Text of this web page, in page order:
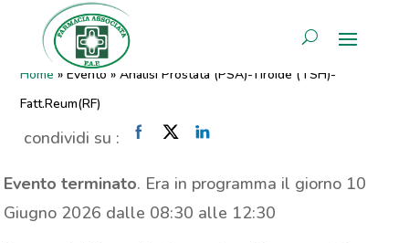
AREA RISERVATA
Analisi Prostata (PSA)-Tiroide
(TSH)-Fatt.Reum(RF)
Home »Evento »Analisi Prostata (PSA)-Tiroide (TSH)-
Fatt.Reum(RF)
condividi su :
Evento terminato. Era in programma il giorno 10
Giugno 2026 dalle 08:30 alle 12:30